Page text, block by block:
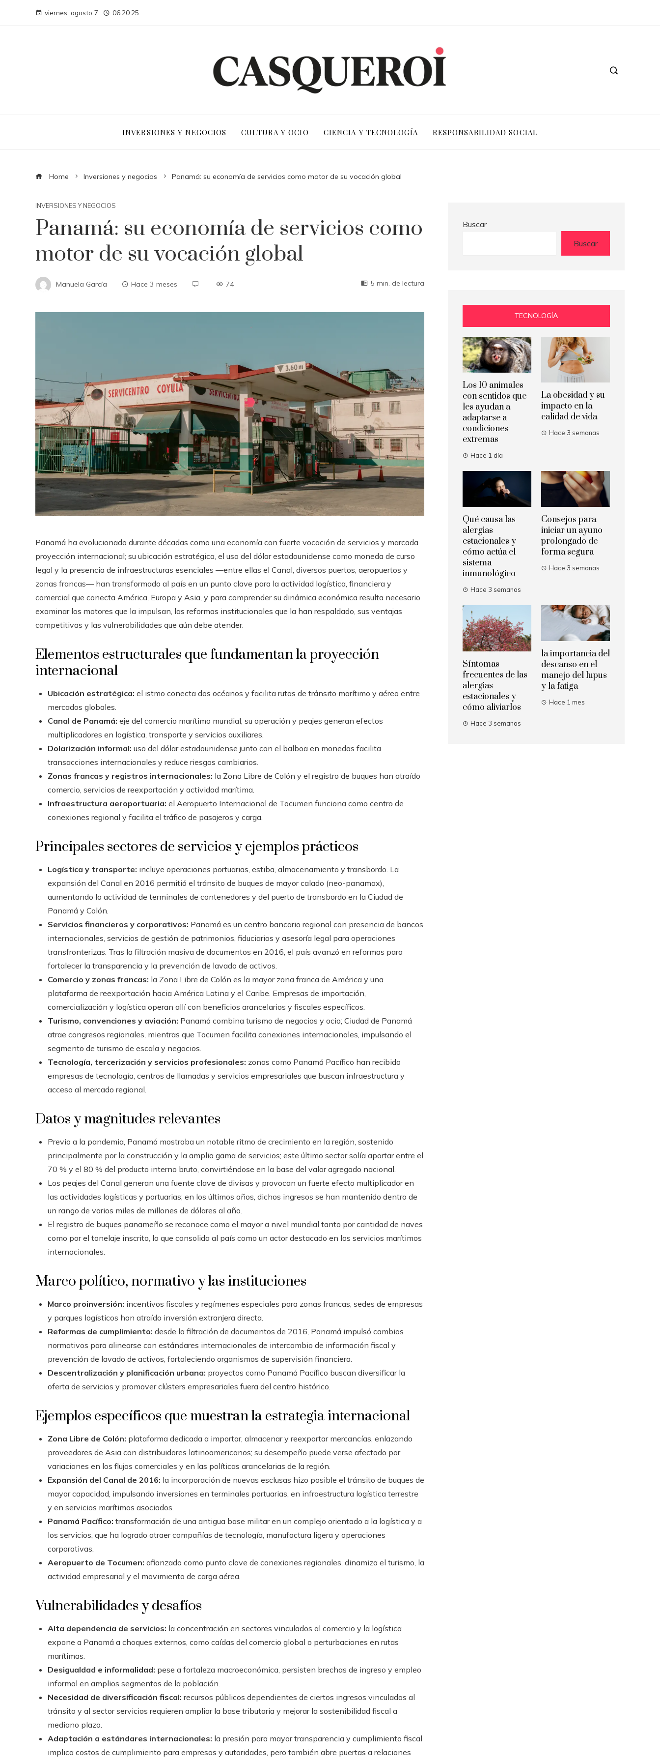
viernes, agosto 7 06:20:26
INVERSIONES Y NEGOCIOS CULTURA Y OCIO CIENCIA Y TECNOLOGÍA RESPONSABILIDAD SOCIAL
Home Inversiones y negocios Panamá: su economía de servicios como motor de su vocación global
INVERSIONES Y NEGOCIOS
Panamá: su economía de servicios como
motor de su vocación global
Manuela García Hace 3 meses 74 5 min. de lectura
Panamá ha evolucionado durante décadas como una economía con fuerte vocación de servicios y marcada
proyección internacional; su ubicación estratégica, el uso del dólar estadounidense como moneda de curso
legal y la presencia de infraestructuras esenciales —entre ellas el Canal, diversos puertos, aeropuertos y
zonas francas— han transformado al país en un punto clave para la actividad logística, financiera y
comercial que conecta América, Europa y Asia, y para comprender su dinámica económica resulta necesario
examinar los motores que la impulsan, las reformas institucionales que la han respaldado, sus ventajas
competitivas y las vulnerabilidades que aún debe atender.
Elementos estructurales que fundamentan la proyección
internacional
Ubicación estratégica: el istmo conecta dos océanos y facilita rutas de tránsito marítimo y aéreo entre
mercados globales.
Canal de Panamá: eje del comercio marítimo mundial; su operación y peajes generan efectos
multiplicadores en logística, transporte y servicios auxiliares.
Dolarización informal: uso del dólar estadounidense junto con el balboa en monedas facilita
transacciones internacionales y reduce riesgos cambiarios.
Zonas francas y registros internacionales: la Zona Libre de Colón y el registro de buques han atraído
comercio, servicios de reexportación y actividad marítima.
Infraestructura aeroportuaria: el Aeropuerto Internacional de Tocumen funciona como centro de
conexiones regional y facilita el tráfico de pasajeros y carga.
Principales sectores de servicios y ejemplos prácticos
Logística y transporte: incluye operaciones portuarias, estiba, almacenamiento y transbordo. La
expansión del Canal en 2016 permitió el tránsito de buques de mayor calado (neo-panamax),
aumentando la actividad de terminales de contenedores y del puerto de transbordo en la Ciudad de
Panamá y Colón.
Servicios financieros y corporativos: Panamá es un centro bancario regional con presencia de bancos
internacionales, servicios de gestión de patrimonios, fiduciarios y asesoría legal para operaciones
transfronterizas. Tras la filtración masiva de documentos en 2016, el país avanzó en reformas para
fortalecer la transparencia y la prevención de lavado de activos.
Comercio y zonas francas: la Zona Libre de Colón es la mayor zona franca de América y una
plataforma de reexportación hacia América Latina y el Caribe. Empresas de importación,
comercialización y logística operan allí con beneficios arancelarios y fiscales específicos.
Turismo, convenciones y aviación: Panamá combina turismo de negocios y ocio; Ciudad de Panamá
atrae congresos regionales, mientras que Tocumen facilita conexiones internacionales, impulsando el
segmento de turismo de escala y negocios.
Tecnología, tercerización y servicios profesionales: zonas como Panamá Pacífico han recibido
empresas de tecnología, centros de llamadas y servicios empresariales que buscan infraestructura y
acceso al mercado regional.
Datos y magnitudes relevantes
Previo a la pandemia, Panamá mostraba un notable ritmo de crecimiento en la región, sostenido
principalmente por la construcción y la amplia gama de servicios; este último sector solía aportar entre el
70 % y el 80 % del producto interno bruto, convirtiéndose en la base del valor agregado nacional.
Los peajes del Canal generan una fuente clave de divisas y provocan un fuerte efecto multiplicador en
las actividades logísticas y portuarias; en los últimos años, dichos ingresos se han mantenido dentro de
un rango de varios miles de millones de dólares al año.
El registro de buques panameño se reconoce como el mayor a nivel mundial tanto por cantidad de naves
como por el tonelaje inscrito, lo que consolida al país como un actor destacado en los servicios marítimos
internacionales.
Marco político, normativo y las instituciones
Marco proinversión: incentivos fiscales y regímenes especiales para zonas francas, sedes de empresas
y parques logísticos han atraído inversión extranjera directa.
Reformas de cumplimiento: desde la filtración de documentos de 2016, Panamá impulsó cambios
normativos para alinearse con estándares internacionales de intercambio de información fiscal y
prevención de lavado de activos, fortaleciendo organismos de supervisión financiera.
Descentralización y planificación urbana: proyectos como Panamá Pacífico buscan diversificar la
oferta de servicios y promover clústers empresariales fuera del centro histórico.
Ejemplos específicos que muestran la estrategia internacional
Zona Libre de Colón: plataforma dedicada a importar, almacenar y reexportar mercancías, enlazando
proveedores de Asia con distribuidores latinoamericanos; su desempeño puede verse afectado por
variaciones en los flujos comerciales y en las políticas arancelarias de la región.
Expansión del Canal de 2016: la incorporación de nuevas esclusas hizo posible el tránsito de buques de
mayor capacidad, impulsando inversiones en terminales portuarias, en infraestructura logística terrestre
y en servicios marítimos asociados.
Panamá Pacífico: transformación de una antigua base militar en un complejo orientado a la logística y a
los servicios, que ha logrado atraer compañías de tecnología, manufactura ligera y operaciones
corporativas.
Aeropuerto de Tocumen: afianzado como punto clave de conexiones regionales, dinamiza el turismo, la
actividad empresarial y el movimiento de carga aérea.
Vulnerabilidades y desafíos
Alta dependencia de servicios: la concentración en sectores vinculados al comercio y la logística
expone a Panamá a choques externos, como caídas del comercio global o perturbaciones en rutas
marítimas.
Desigualdad e informalidad: pese a fortaleza macroeconómica, persisten brechas de ingreso y empleo
informal en amplios segmentos de la población.
Necesidad de diversificación fiscal: recursos públicos dependientes de ciertos ingresos vinculados al
tránsito y al sector servicios requieren ampliar la base tributaria y mejorar la sostenibilidad fiscal a
mediano plazo.
Adaptación a estándares internacionales: la presión para mayor transparencia y cumplimiento fiscal
implica costos de cumplimiento para empresas y autoridades, pero también abre puertas a relaciones
Buscar
Buscar
TECNOLOGÍA
Los 10 animales
con sentidos que
les ayudan a
adaptarse a
condiciones
extremas
Hace 1 día
La obesidad y su
impacto en la
calidad de vida
Hace 3 semanas
Qué causa las
alergias
estacionales y
cómo actúa el
sistema
inmunológico
Hace 3 semanas
Consejos para
iniciar un ayuno
prolongado de
forma segura
Hace 3 semanas
Síntomas
frecuentes de las
alergias
estacionales y
cómo aliviarlos
Hace 3 semanas
la importancia del
descanso en el
manejo del lupus
y la fatiga
Hace 1 mes